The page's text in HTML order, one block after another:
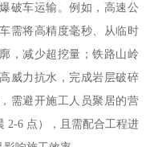
破车运输。例如，高速公
需将高精度毫秒、从临时
，减少超挖量；铁路山岭
威力抗水，完成岩层破碎
需避开施工人员聚居的营
2-6 点），且需配合工程进